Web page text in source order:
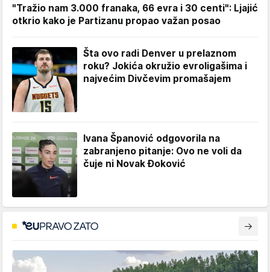
"Tražio nam 3.000 franaka, 66 evra i 30 centi": Ljajić
otkrio kako je Partizanu propao važan posao
Šta ovo radi Denver u prelaznom
roku? Jokića okružio evroligašima i
najvećim Divčevim promašajem
Ivana Španović odgovorila na
zabranjeno pitanje: Ovo ne voli da
čuje ni Novak Đoković